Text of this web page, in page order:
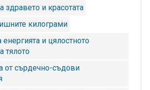
здравето и красотата
килограми
и цялостното
тялото
от сърдечно-съдови